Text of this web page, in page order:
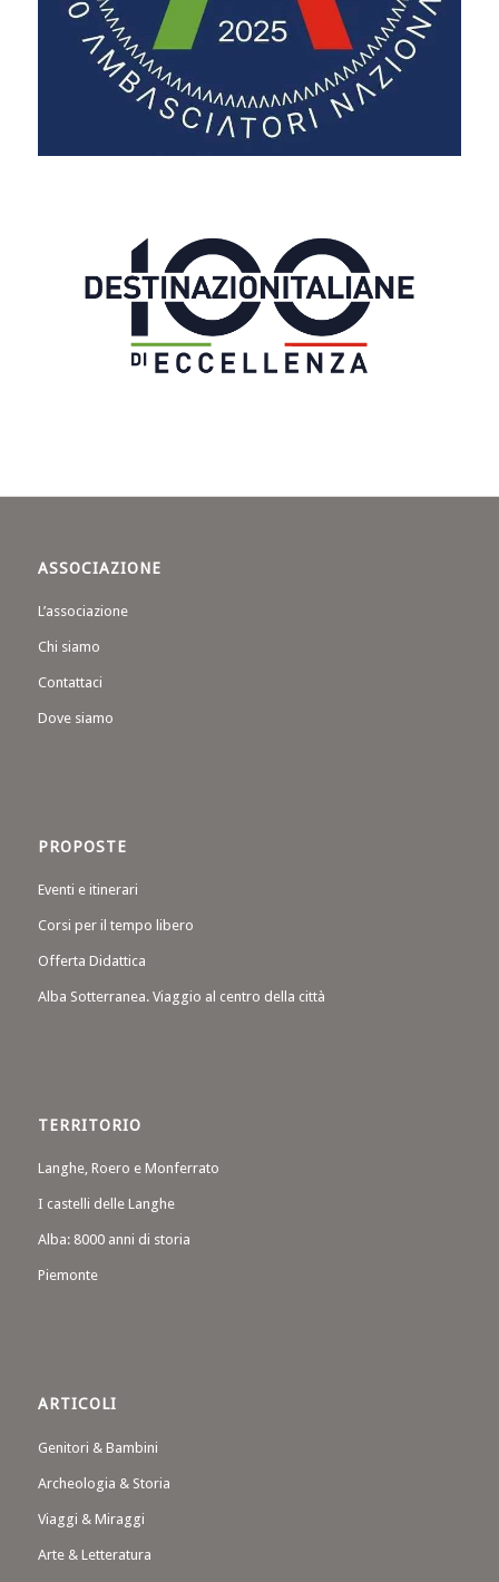
ASSOCIAZIONE
L’associazione
Chi siamo
Contattaci
Dove siamo
PROPOSTE
Eventi e itinerari
Corsi per il tempo libero
Offerta Didattica
Alba Sotterranea. Viaggio al centro della città
TERRITORIO
Langhe, Roero e Monferrato
I castelli delle Langhe
Alba: 8000 anni di storia
Piemonte
ARTICOLI
Genitori & Bambini
Archeologia & Storia
Viaggi & Miraggi
Arte & Letteratura